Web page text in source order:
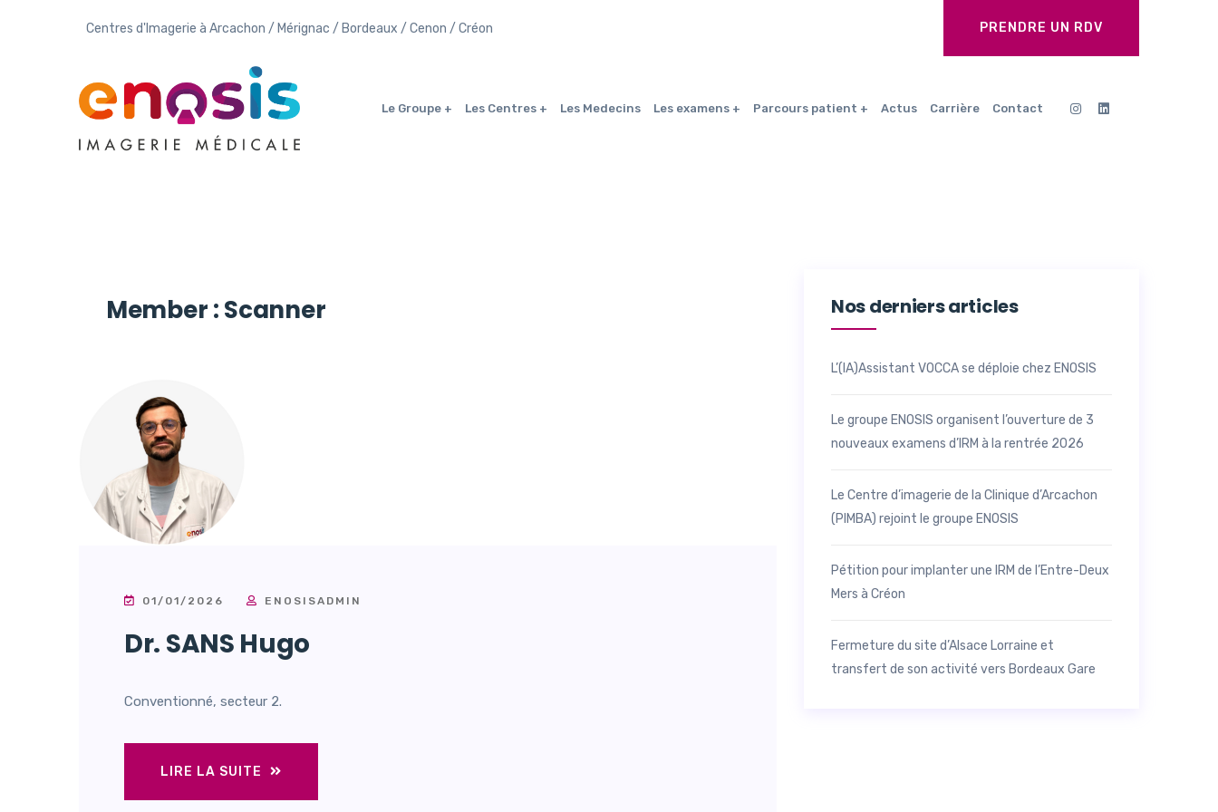
Centres d'Imagerie à Arcachon / Mérignac / Bordeaux / Cenon / Créon PRENDRE UN RDV
Le Groupe Les Centres Les Medecins Les examens Parcours patient Actus Carrière Contact
Member :Scanner
01/01/2026 ENOSISADMIN
Dr. SANS Hugo
Conventionné, secteur 2.
LIRE LA SUITE
Nos derniers articles
L’(IA)Assistant VOCCA se déploie chez ENOSIS
Le groupe ENOSIS organisent l’ouverture de 3
nouveaux examens d’IRM à la rentrée 2026
Le Centre d’imagerie de la Clinique d’Arcachon
(PIMBA) rejoint le groupe ENOSIS
Pétition pour implanter une IRM de l’Entre-Deux
Mers à Créon
Fermeture du site d’Alsace Lorraine et
transfert de son activité vers Bordeaux Gare